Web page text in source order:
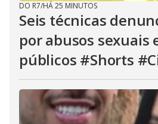
DO R7/HÁ 25 MINUTOS
Seis técnicas
por abusos sexuais
públicos #Shorts